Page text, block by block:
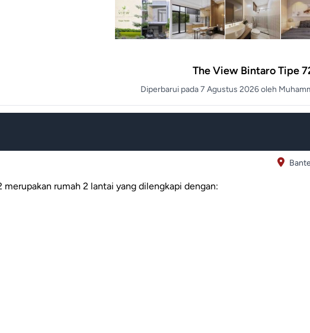
The View Bintaro Tipe
Diperbarui pada 7 Agustus 2026 oleh
rumah 2 lantai yang dilengkapi dengan: